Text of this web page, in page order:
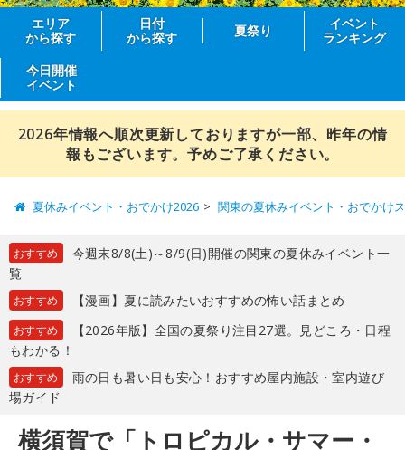
エリア
から探す
日付
から探す
夏祭り
イベント
ランキング
今日開催
イベント
2026年情報へ順次更新しておりますが一部、昨年の情
報もございます。予めご了承ください。
夏休みイベント・おでかけ2026 関東の夏休みイベント・おでかけ
おすすめ
今週末8/8(土)～8/9(日)開催の関東の夏休みイベント一
覧
おすすめ 【漫画】夏に読みたいおすすめの怖い話まとめ
おすすめ
【2026年版】全国の夏祭り注目27選。見どころ・日程
もわかる！
おすすめ
雨の日も暑い日も安心！おすすめ屋内施設・室内遊び
場ガイド
横須賀で「トロピカル・サマー・